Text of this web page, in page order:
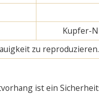
Kupfer-
zu reproduzieren.
ist ein